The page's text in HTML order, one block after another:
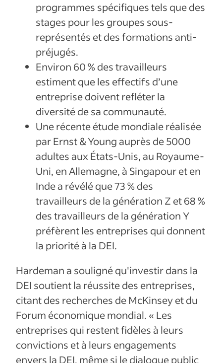
programmes spécifiques tels que des
stages pour les groupes sous-
représentés et des formations anti-
préjugés.
Environ 60 % des travailleurs
estiment que les effectifs d’une
entreprise doivent refléter la
diversité de sa communauté.
Une récente étude mondiale réalisée
par Ernst & Young auprès de 5000
adultes aux États-Unis, au Royaume-
Uni, en Allemagne, à Singapour et en
Inde a révélé que 73 % des
travailleurs de la génération Z et 68 %
des travailleurs de la génération Y
préfèrent les entreprises qui donnent
la priorité à la DEI.
Hardeman a souligné qu'investir dans la
DEI soutient la réussite des entreprises,
citant des recherches de McKinsey et du
Forum économique mondial. « Les
entreprises qui restent fidèles à leurs
convictions et à leurs engagements
envers la DEI, même si le dialogue public